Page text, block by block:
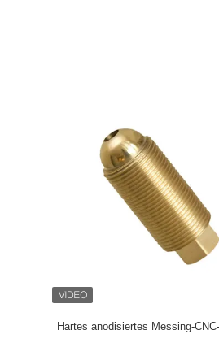
Hartes anodisiertes Messing-